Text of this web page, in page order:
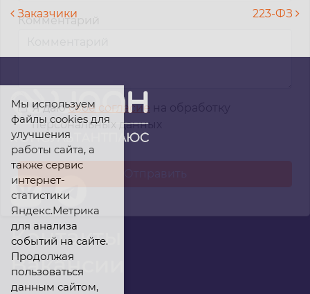
Навигация по записям
Заказчики 223-ФЗ
Контакты
Вакансии
Комментарий
Я даюсвое согласие
персональных данных
Мы используем
файлы cookies для
улучшения
работы сайта, а
также сервис
интернет-
статистики
Яндекс.Метрика
для анализа
событий на сайте.
Продолжая
пользоваться
данным сайтом,